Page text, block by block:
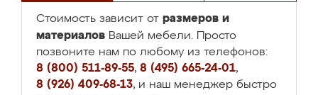
Стоимость зависит от размеров и
материалов Вашей мебели. Просто
позвоните нам по любому из телефонов:
8 (800) 511-89-55, 8 (495) 665-24-01,
8 (926) 409-68-13, и наш менеджер быстро